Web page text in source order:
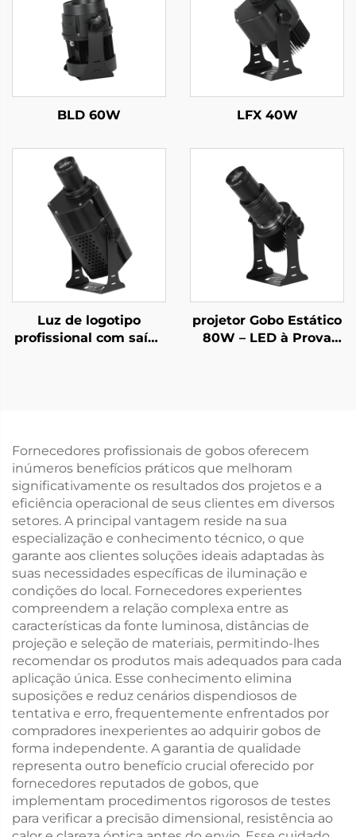
BLD 60W LFX 40W
Luz de logotipo
profissional com saída
projetor Gobo Estático
80W – LED à Prova
Fornecedores profissionais de gobos oferecem
inúmeros benefícios práticos que melhoram
significativamente os resultados dos projetos e a
eficiência operacional de seus clientes em diversos
setores. A principal vantagem reside na sua
especialização e conhecimento técnico, o que
garante aos clientes soluções ideais adaptadas às
suas necessidades específicas de iluminação e
condições do local. Fornecedores experientes
compreendem a relação complexa entre as
características da fonte luminosa, distâncias de
projeção e seleção de materiais, permitindo-lhes
recomendar os produtos mais adequados para cada
aplicação única. Esse conhecimento elimina
suposições e reduz cenários dispendiosos de
tentativa e erro, frequentemente enfrentados por
compradores inexperientes ao adquirir gobos de
forma independente. A garantia de qualidade
representa outro benefício crucial oferecido por
fornecedores reputados de gobos, que
implementam procedimentos rigorosos de testes
para verificar a precisão dimensional, resistência ao